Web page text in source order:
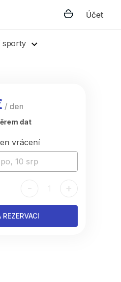
Účet
sporty
/ den
dat
vrácení
po, 10 srp
- 1 +